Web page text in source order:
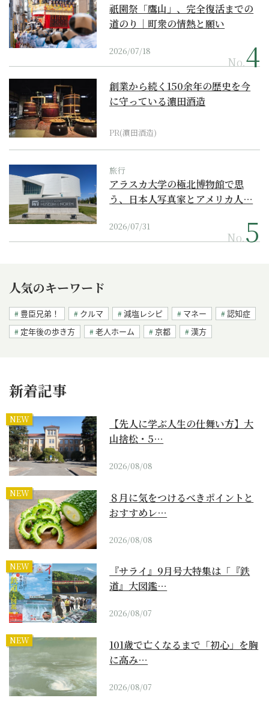
祇園祭「鷹山」、完全復活までの
道のり｜町衆の情熱と願い
2026/07/18
No.
創業から続く150余年の歴史を今
に守っている濵田酒造
PR(濵田酒造)
旅行
アラスカ大学の極北博物館で思
う、日本人写真家とアメリカ人…
2026/07/31
No.
人気のキーワード
豊臣兄弟！ クルマ 減塩レシピ マネー
認知症
定年後の歩き方
老人ホーム 京都 漢方
新着記事
NEW
【先人に学ぶ人生の仕舞い方】大
山捨松・5…
2026/08/08
NEW
８月に気をつけるべきポイントと
おすすめレ…
2026/08/08
NEW
『サライ』9月号大特集は「『鉄
道』大図鑑…
2026/08/07
NEW
101歳で亡くなるまで「初心」を胸
に高み…
2026/08/07